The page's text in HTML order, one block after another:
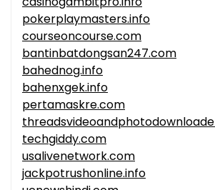
pokerplaymasters.info
courseoncourse.com
bantinbatdongsan247.com
bahednog.info
bahenxgek.info
pertamaskre.com
techgiddy.com
usalivenetwork.com
jackpotrushonline.info